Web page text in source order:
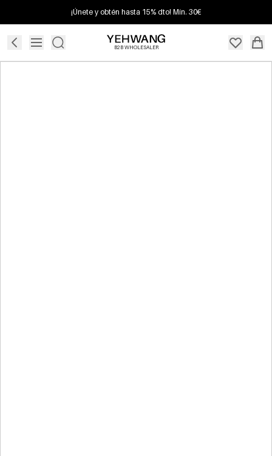
¡Únete y obtén hasta 15% dto! Mín. 30€
B2B WHOLESALER